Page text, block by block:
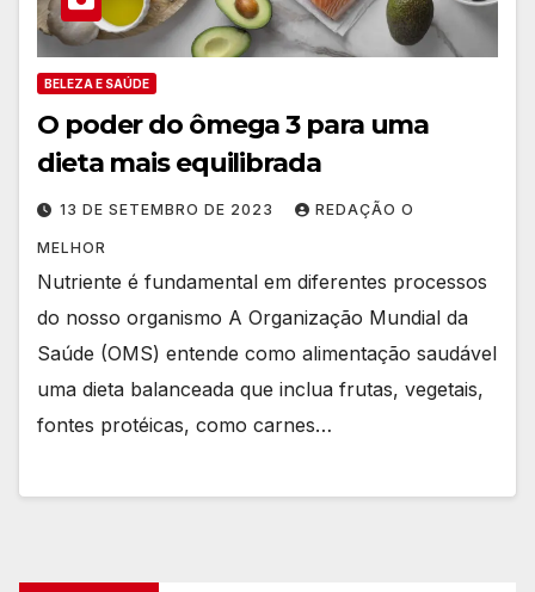
BELEZA E SAÚDE
O poder do ômega 3 para uma
dieta mais equilibrada
13 DE SETEMBRO DE 2023 REDAÇÃO O
MELHOR
Nutriente é fundamental em diferentes processos
do nosso organismo A Organização Mundial da
Saúde (OMS) entende como alimentação saudável
uma dieta balanceada que inclua frutas, vegetais,
fontes protéicas, como carnes…